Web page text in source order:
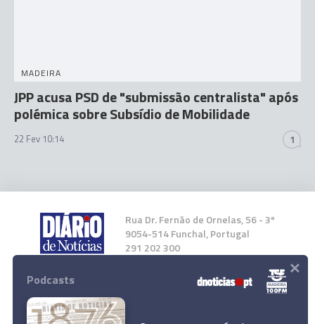
MADEIRA
JPP acusa PSD de "submissão centralista" após
polémica sobre Subsídio de Mobilidade
22 Fev 10:14 1
Rua Dr. Fernão de Ornelas, 56 - 3º
9054-514 Funchal, Portugal
291 202 300
Instale a nossa App
Podcasts ×